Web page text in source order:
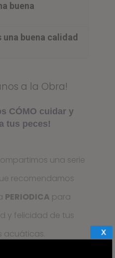
buena
buena calidad
a la Obra!
CÓMO cuidar y
tus peces!
una serie
recomendamos
PERIODICA para
y felicidad de tus
acuáticas.
X